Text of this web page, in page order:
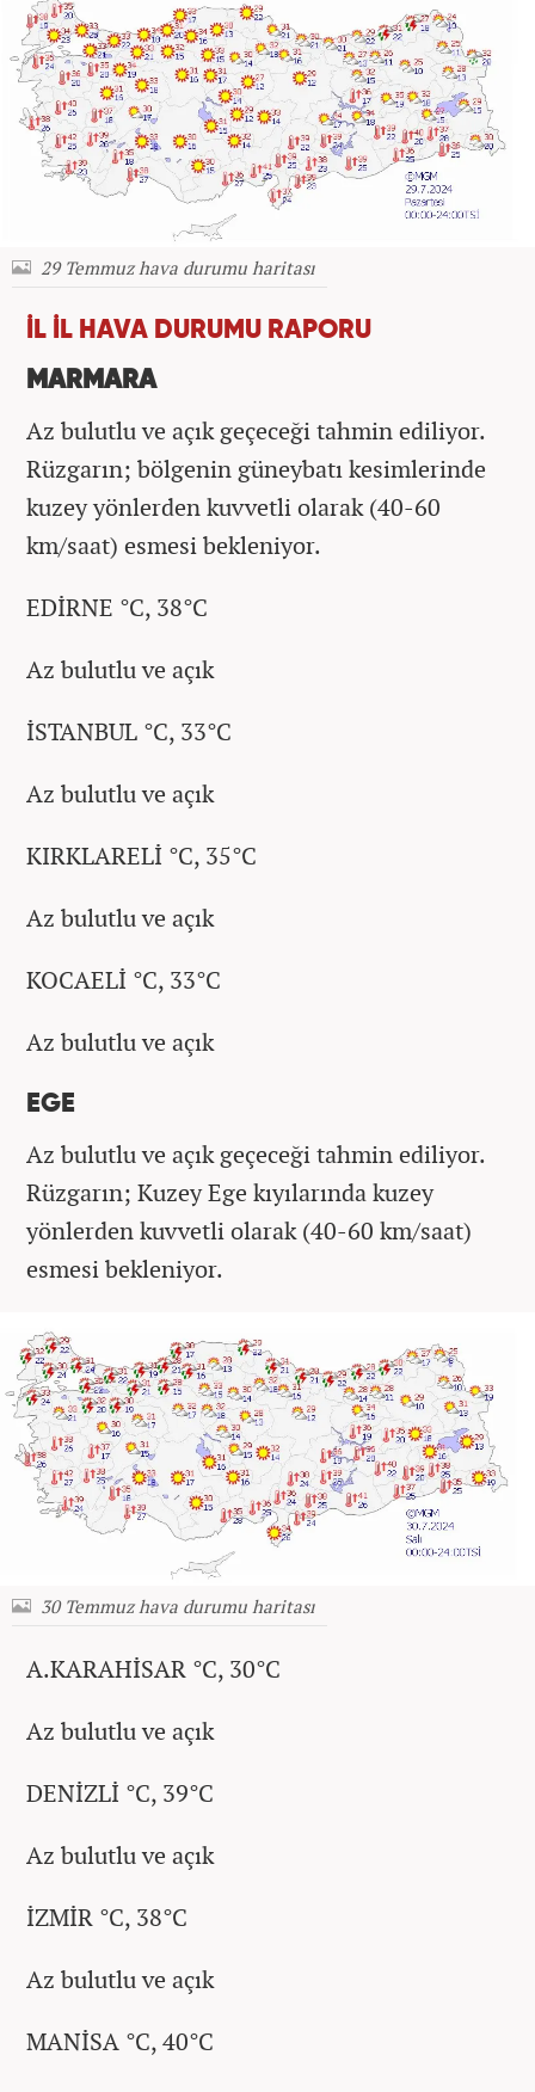
29 Temmuz hava durumu haritası
İL İL HAVA DURUMU RAPORU
MARMARA
Az bulutlu ve açık geçeceği tahmin ediliyor.
Rüzgarın; bölgenin güneybatı kesimlerinde
kuzey yönlerden kuvvetli olarak (40-60
km/saat) esmesi bekleniyor.
EDİRNE °C, 38°C
Az bulutlu ve açık
İSTANBUL °C, 33°C
Az bulutlu ve açık
KIRKLARELİ °C, 35°C
Az bulutlu ve açık
KOCAELİ °C, 33°C
Az bulutlu ve açık
EGE
Az bulutlu ve açık geçeceği tahmin ediliyor.
Rüzgarın; Kuzey Ege kıyılarında kuzey
yönlerden kuvvetli olarak (40-60 km/saat)
esmesi bekleniyor.
30 Temmuz hava durumu haritası
A.KARAHİSAR °C, 30°C
Az bulutlu ve açık
DENİZLİ °C, 39°C
Az bulutlu ve açık
İZMİR °C, 38°C
Az bulutlu ve açık
MANİSA °C, 40°C